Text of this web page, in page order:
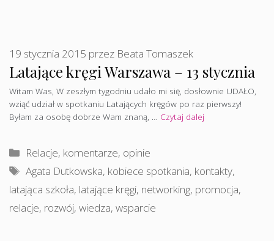
Latające kręgi Warszawa – 13 stycznia
19 stycznia 2015 przez Beata Tomaszek
Witam Was, W zeszłym tygodniu udało mi się, dosłownie UDAŁO,
wziąć udział w spotkaniu Latających kręgów po raz pierwszy!
Byłam za osobę dobrze Wam znaną, … Czytaj dalej
Kategorie
Relacje, komentarze, opinie
Tagi
Agata Dutkowska, kobiece spotkania, kontakty,
latająca szkoła, latające kręgi, networking, promocja,
relacje, rozwój, wiedza, wsparcie